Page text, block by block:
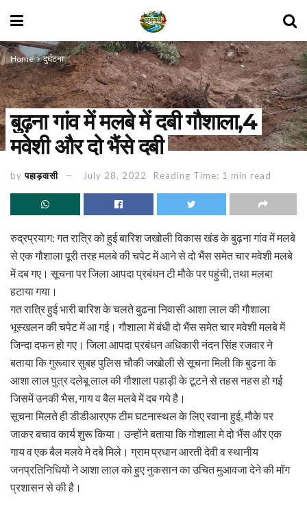
Home दुर्घटना
बुढ़ना गांव में मलबे में दबी गौशाला,4
मवेशी और दो भैंसे दबी
by पहाड़वासी July 28, 2022 Reading Time: 1 min read
रुद्रप्रयाग: गत रात्रि को हुई बारिश जखोली विकास खंड के बुढ़ना गांव में मलबे
से एक गौशाला पूरी तरह मलबे की चपेट में आने से दो भैंस समेत चार मवेशी मलबे
में दब गए। सूचना पर जिला आपदा प्रबंधन टी मौके पर पहुंची, तथा मलबा
हटाया गया।
गत रात्रि हुई भारी बारिश के चलते बुढना निवासी आशा लाल की गौशाला
भूस्खलन की चपेट में आ गई। गौशाला में बंधी दो भैंस समेत चार मवेशी मलबे में
जिन्दा दफन हो गए। जिला आपदा प्रबंधन अधिकारी नंदन सिंह रजवार ने
बताया कि गुरूवार सुबह पुलिस चौकी जखोली से सूचना मिली कि बुढना के
आशा लाल पुत्र दलेबू लाल की गौशाला पहाड़ी के टूटने से तहस नहस हो गई
जिसमें उनकी भैस, गाय व बैल मलबे में दब गये है।
सूचना मिलते ही डीडीआरएफ टीम घटनास्थल के लिए रवाना हुई, मौके पर
जाकर बचाव कार्य शुरू किया। उन्होंने बताया कि गोशाला मे दो भैंस और एक
गाय व एक बैल मलवे मे दबे मिले। ग्राम प्रधान आरती देवी व स्थानीय
जनप्रतिनिधियों ने आशा लाल को हुए नुकसान का उचित मुआवजा देने की मॉग
प्रशासन से की है।